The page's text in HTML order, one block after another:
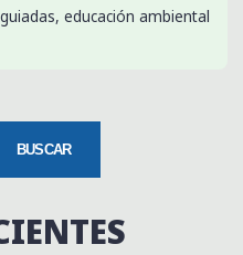
educación ambiental
BUSCAR